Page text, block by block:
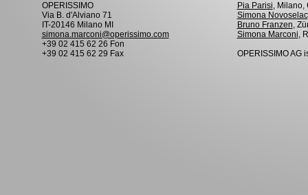
OPERISSIMO
Via B. d'Alviano 71
IT-20146 Milano MI
simona.marconi@operissimo.com
+39 02 415 62 26 Fon
+39 02 415 62 29 Fax
Pia Parisi, Milano,
Simona Novoselac
Bruno Franzen,
Simona Marconi,
OPERISSIMO AG